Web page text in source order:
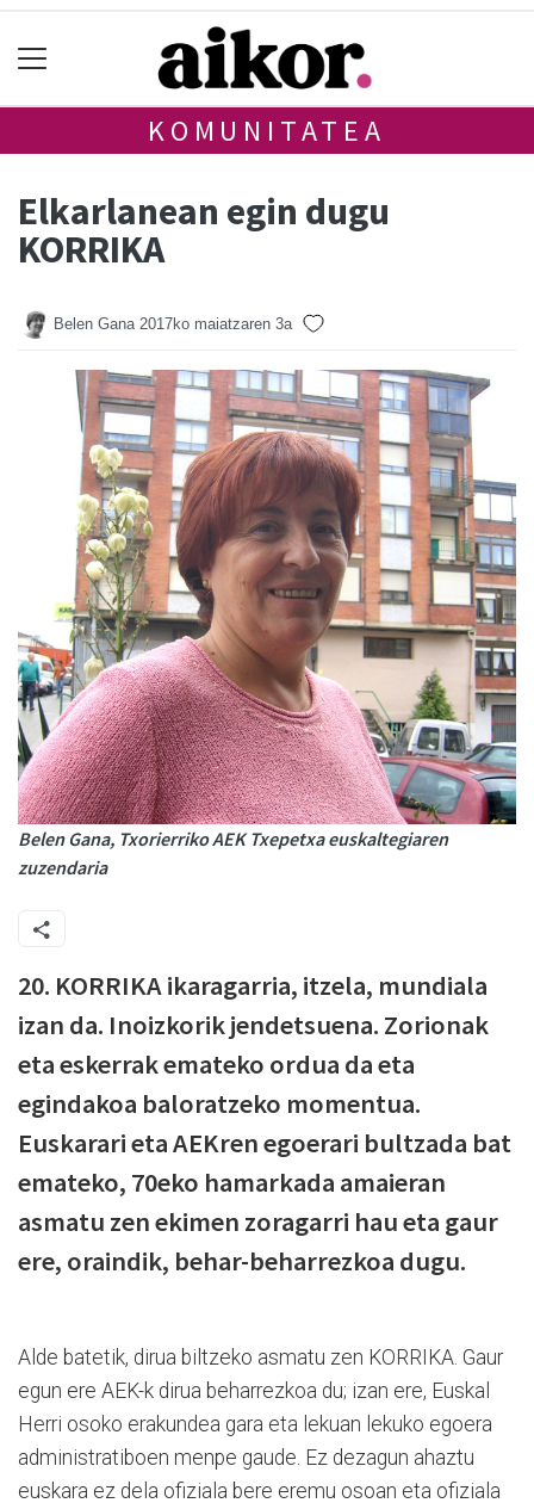
KOMUNITATEA
Elkarlanean egin dugu
KORRIKA
Belen Gana 2017ko maiatzaren 3a
Belen Gana, Txorierriko AEK Txepetxa euskaltegiaren
zuzendaria
20. KORRIKA ikaragarria, itzela, mundiala
izan da. Inoizkorik jendetsuena. Zorionak
eta eskerrak emateko ordua da eta
egindakoa baloratzeko momentua.
Euskarari eta AEKren egoerari bultzada bat
emateko, 70eko hamarkada amaieran
asmatu zen ekimen zoragarri hau eta gaur
ere, oraindik, behar-beharrezkoa dugu.
Alde batetik, dirua biltzeko asmatu zen KORRIKA. Gaur
egun ere AEK-k dirua beharrezkoa du; izan ere, Euskal
Herri osoko erakundea gara eta lekuan lekuko egoera
administratiboen menpe gaude. Ez dezagun ahaztu
euskara ez dela ofiziala bere eremu osoan eta ofiziala